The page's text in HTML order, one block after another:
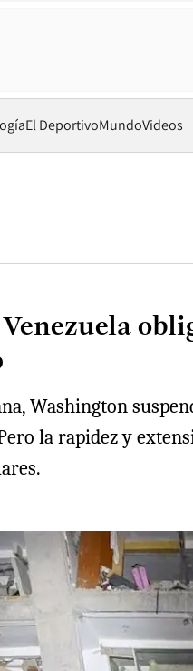
El DeportivoMundoVideos
Washington
la rapidez y